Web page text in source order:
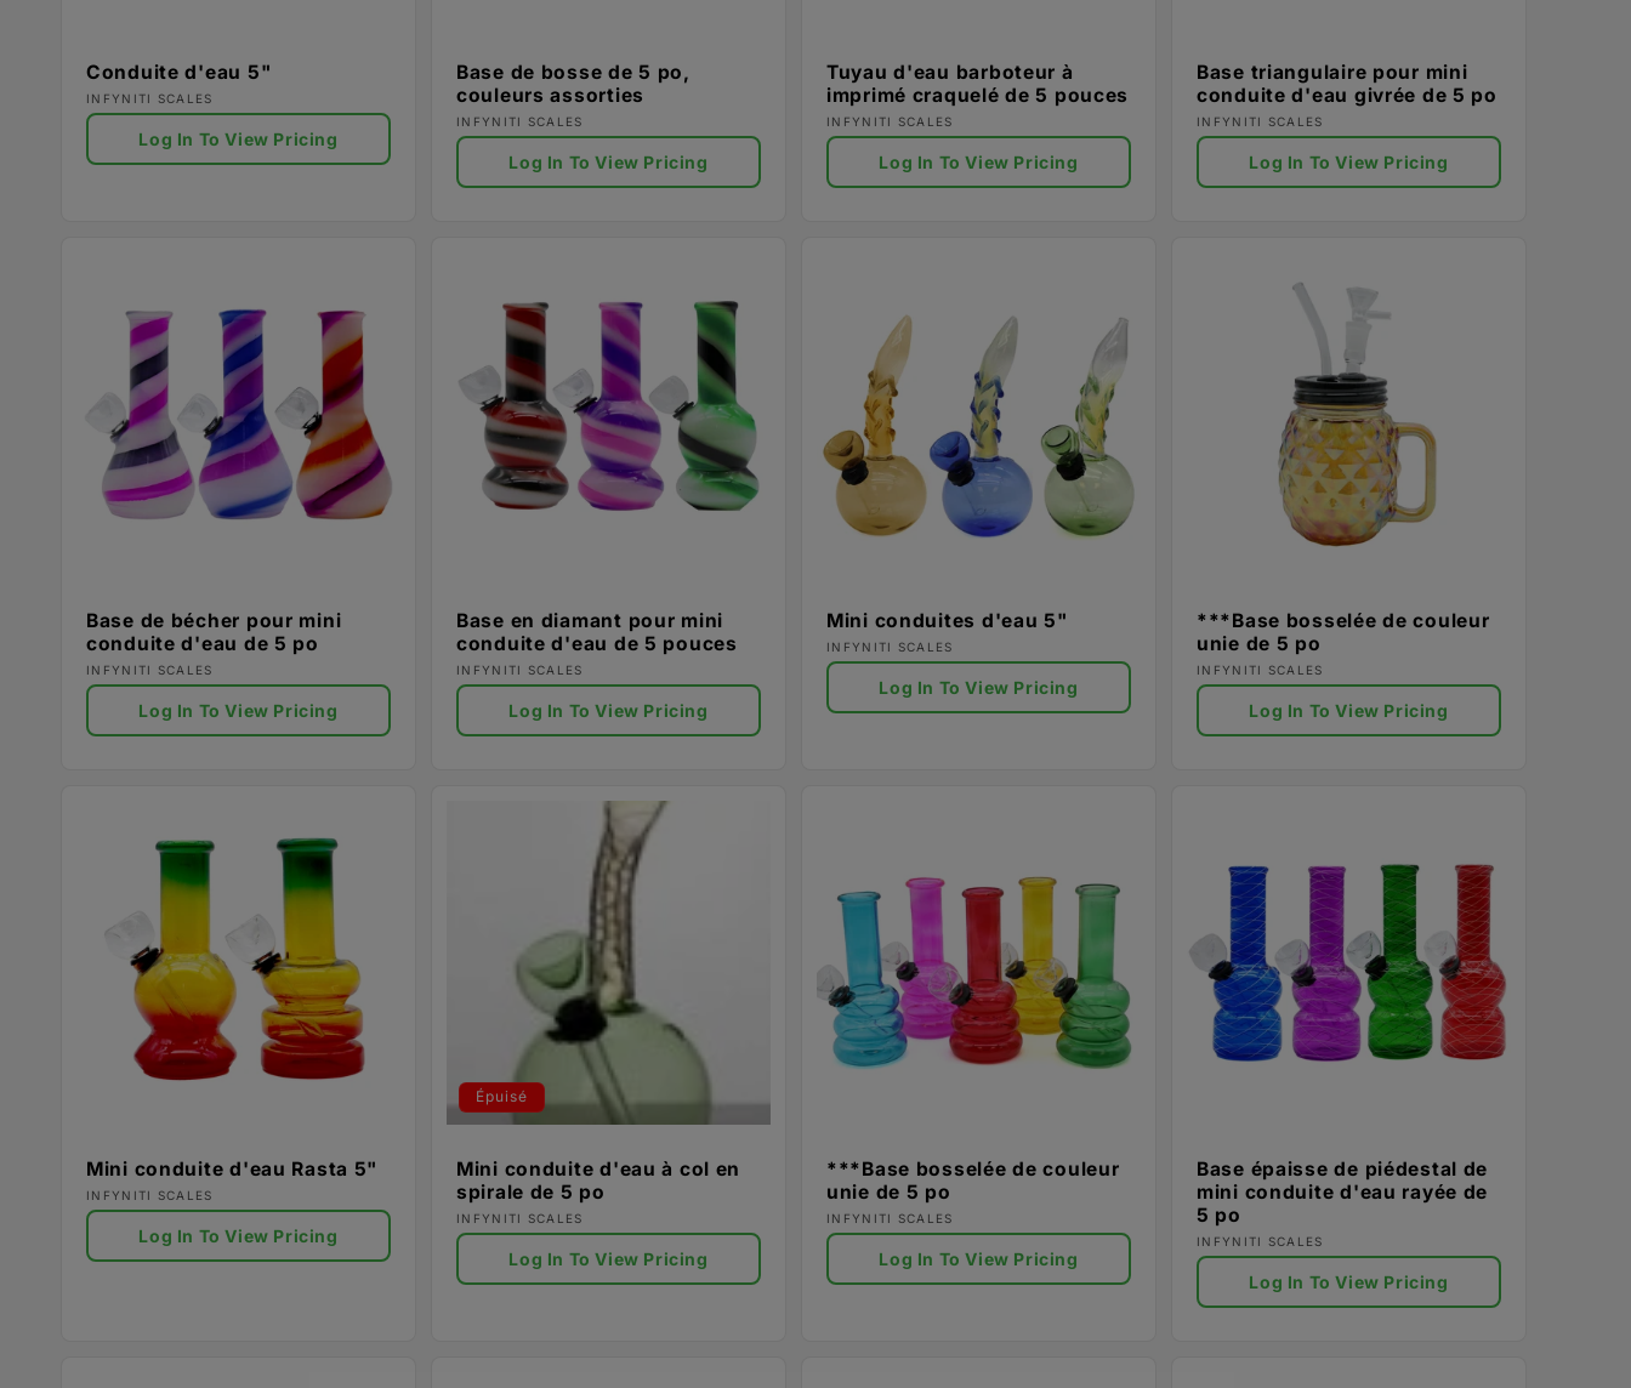
o
n
Conduite d'eau 5"
Fournisseur :
INFYNITI SCALES
Log In To View Pricing
Base de bosse de 5 po,
couleurs assorties
Fournisseur :
INFYNITI SCALES
Log In To View Pricing
Tuyau d'eau barboteur à
imprimé craquelé de 5 pouces
Fournisseur :
INFYNITI SCALES
Log In To View Pricing
Base triangulaire pour mini
conduite d'eau givrée de 5 po
Fournisseur :
INFYNITI SCALES
Log In To View Pricing
Base de bécher pour mini
conduite d'eau de 5 po
Fournisseur :
INFYNITI SCALES
Log In To View Pricing
Base en diamant pour mini
conduite d'eau de 5 pouces
Fournisseur :
INFYNITI SCALES
Log In To View Pricing
Mini conduites d'eau 5"
Fournisseur :
INFYNITI SCALES
Log In To View Pricing
***Base bosselée de couleur
unie de 5 po
Fournisseur :
INFYNITI SCALES
Log In To View Pricing
Mini conduite d'eau Rasta 5"
Fournisseur :
INFYNITI SCALES
Log In To View Pricing
Épuisé
Mini conduite d'eau à col en
spirale de 5 po
Fournisseur :
INFYNITI SCALES
Log In To View Pricing
***Base bosselée de couleur
unie de 5 po
Fournisseur :
INFYNITI SCALES
Log In To View Pricing
Base épaisse de piédestal de
mini conduite d'eau rayée de
5 po
Fournisseur :
INFYNITI SCALES
Log In To View Pricing